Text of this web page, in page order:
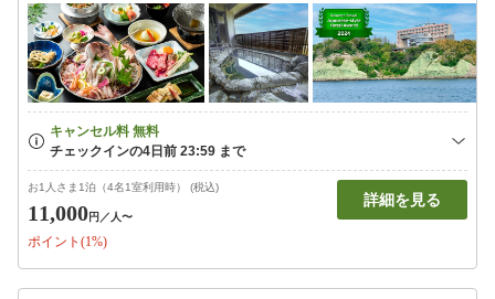
お1人さま1泊（4名1室利用時） (税込)
11,000円 ／人〜
ポイント(1%)
詳細を見る